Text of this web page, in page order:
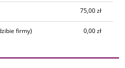
75,00 zł
firmy) 0,00 zł